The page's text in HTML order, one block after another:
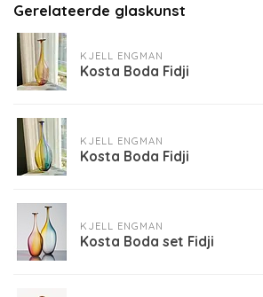
Gerelateerde glaskunst
KJELL ENGMAN
Kosta Boda Fidji
KJELL ENGMAN
Kosta Boda Fidji
KJELL ENGMAN
Kosta Boda set Fidji